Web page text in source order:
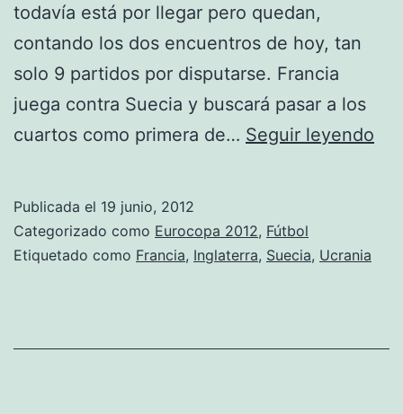
todavía está por llegar pero quedan,
contando los dos encuentros de hoy, tan
solo 9 partidos por disputarse. Francia
juega contra Suecia y buscará pasar a los
cuartos como primera de… Seguir leyendo
Publicada el 19 junio, 2012
Categorizado como Eurocopa 2012, Fútbol
Etiquetado como Francia, Inglaterra, Suecia, Ucrania